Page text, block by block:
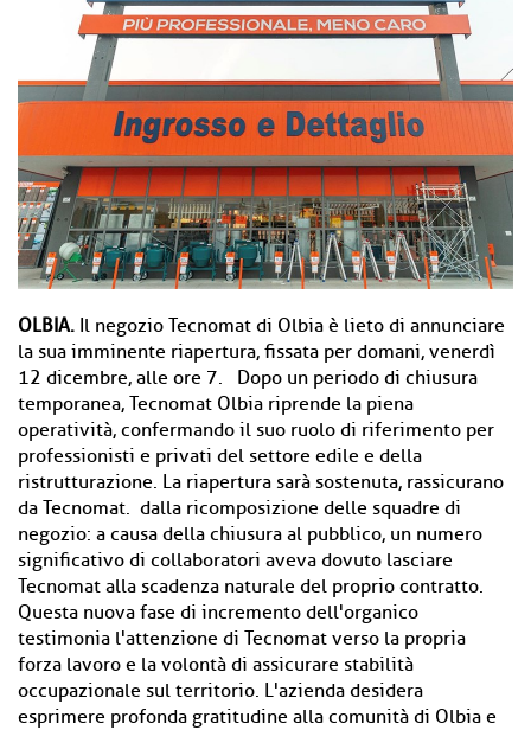
OLBIA. Il negozio Tecnomat di Olbia è lieto di annunciare
la sua imminente riapertura, fissata per domani, venerdì
12 dicembre, alle ore 7. Dopo un periodo di chiusura
temporanea, Tecnomat Olbia riprende la piena
operatività, confermando il suo ruolo di riferimento per
professionisti e privati del settore edile e della
ristrutturazione. La riapertura sarà sostenuta, rassicurano
da Tecnomat. dalla ricomposizione delle squadre di
negozio: a causa della chiusura al pubblico, un numero
significativo di collaboratori aveva dovuto lasciare
Tecnomat alla scadenza naturale del proprio contratto.
Questa nuova fase di incremento dell'organico
testimonia l'attenzione di Tecnomat verso la propria
forza lavoro e la volontà di assicurare stabilità
occupazionale sul territorio. L'azienda desidera
esprimere profonda gratitudine alla comunità di Olbia e